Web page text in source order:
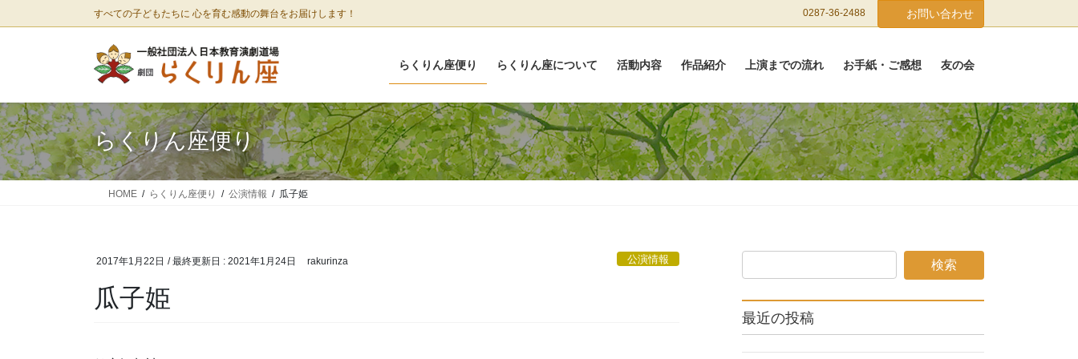
ン
に
移
動
ビ
ョ
ン
に
移
動
すべての子どもたちに 心を育む感動の舞台をお届けします！ 0287-36-2488 お問い合わせ
らくりん座便り らくりん座について 活動内容 作品紹介 上演までの流れ お手紙・ご感想 友の会
らくりん座便り
HOME らくりん座便り 公演情報 瓜子姫
2017年1月22日 / 最終更新日 : 2021年1月24日 rakurinza 公演情報
瓜子姫
最近の投稿